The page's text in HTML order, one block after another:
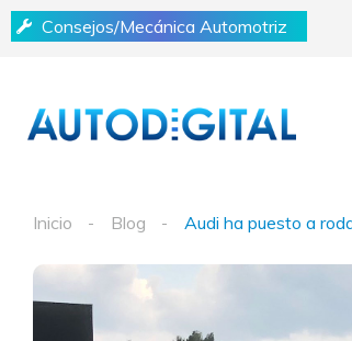
Consejos/Mecánica Automotriz
Inicio Blog Audi ha puesto a